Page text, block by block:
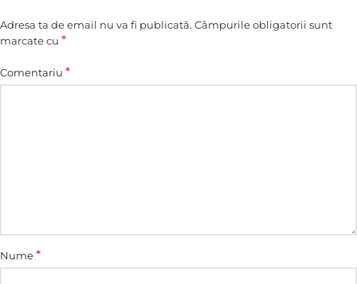
Adresa ta de email nu va fi publicată. Câmpurile obligatorii sunt
marcate cu *
Comentariu *
Nume*